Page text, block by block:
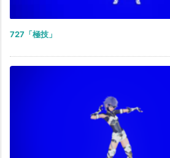
727「極技」